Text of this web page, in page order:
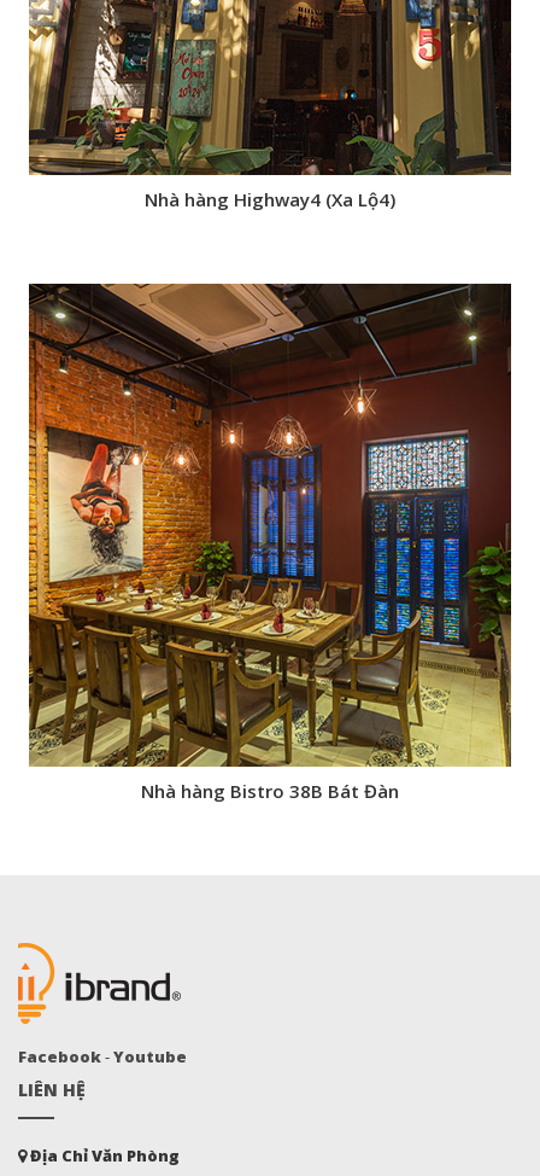
Nhà hàng Highway4 (Xa Lộ4)
Nhà hàng Bistro 38B Bát Đàn
Facebook-Youtube
LIÊN HỆ
Địa Chỉ Văn Phòng